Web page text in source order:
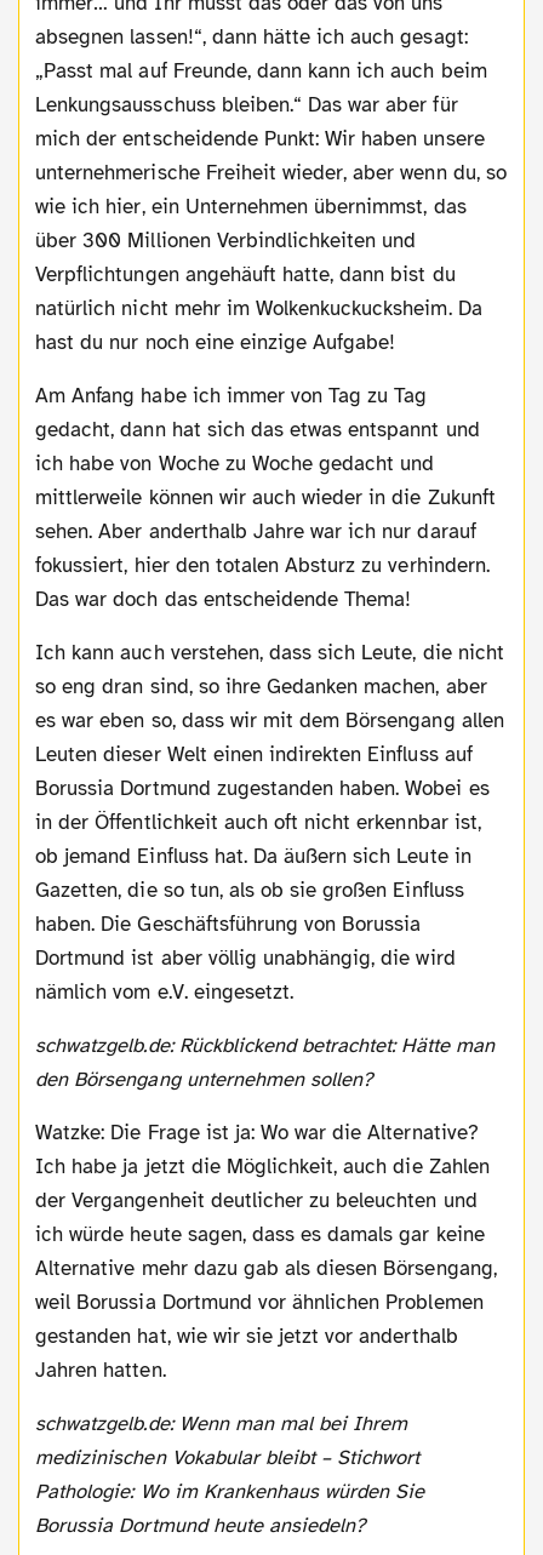
absegnen lassen!“, dann hätte ich auch gesagt:
„Passt mal auf Freunde, dann kann ich auch beim
Lenkungsausschuss bleiben.“ Das war aber für
mich der entscheidende Punkt: Wir haben unsere
unternehmerische Freiheit wieder, aber wenn du, so
wie ich hier, ein Unternehmen übernimmst, das
über 300 Millionen Verbindlichkeiten und
Verpflichtungen angehäuft hatte, dann bist du
natürlich nicht mehr im Wolkenkuckucksheim. Da
hast du nur noch eine einzige Aufgabe!
Am Anfang habe ich immer von Tag zu Tag
gedacht, dann hat sich das etwas entspannt und
ich habe von Woche zu Woche gedacht und
mittlerweile können wir auch wieder in die Zukunft
sehen. Aber anderthalb Jahre war ich nur darauf
fokussiert, hier den totalen Absturz zu verhindern.
Das war doch das entscheidende Thema!
Ich kann auch verstehen, dass sich Leute, die nicht
so eng dran sind, so ihre Gedanken machen, aber
es war eben so, dass wir mit dem Börsengang allen
Leuten dieser Welt einen indirekten Einfluss auf
Borussia Dortmund zugestanden haben. Wobei es
in der Öffentlichkeit auch oft nicht erkennbar ist,
ob jemand Einfluss hat. Da äußern sich Leute in
Gazetten, die so tun, als ob sie großen Einfluss
haben. Die Geschäftsführung von Borussia
Dortmund ist aber völlig unabhängig, die wird
nämlich vom e.V. eingesetzt.
schwatzgelb.de: Rückblickend betrachtet: Hätte man
den Börsengang unternehmen sollen?
Watzke: Die Frage ist ja: Wo war die Alternative?
Ich habe ja jetzt die Möglichkeit, auch die Zahlen
der Vergangenheit deutlicher zu beleuchten und
ich würde heute sagen, dass es damals gar keine
Alternative mehr dazu gab als diesen Börsengang,
weil Borussia Dortmund vor ähnlichen Problemen
gestanden hat, wie wir sie jetzt vor anderthalb
Jahren hatten.
schwatzgelb.de: Wenn man mal bei Ihrem
medizinischen Vokabular bleibt – Stichwort
Pathologie: Wo im Krankenhaus würden Sie
Borussia Dortmund heute ansiedeln?